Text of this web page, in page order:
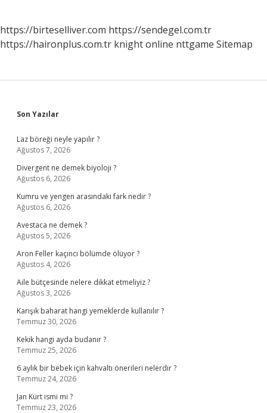
https://birteselliver.com https://sendegel.com.tr
https://haironplus.com.tr knight online nttgame Sitemap
Sidebar
Son Yazılar
Laz böreği neyle yapılır ?
Ağustos 7, 2026
Divergent ne demek biyoloji ?
Ağustos 6, 2026
Kumru ve yengen arasındaki fark nedir ?
Ağustos 6, 2026
Avestaca ne demek ?
Ağustos 5, 2026
Aron Feller kaçıncı bölümde ölüyor ?
Ağustos 4, 2026
Aile bütçesinde nelere dikkat etmeliyiz ?
Ağustos 3, 2026
Karışık baharat hangi yemeklerde kullanılır ?
Temmuz 30, 2026
Kekik hangi ayda budanır ?
Temmuz 25, 2026
6 aylık bir bebek için kahvaltı önerileri nelerdir ?
Temmuz 24, 2026
Jan Kürt ismi mi ?
Temmuz 23, 2026